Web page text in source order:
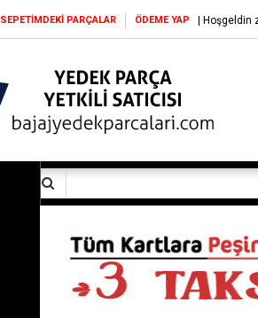
SEPETİMDEKİ PARÇALAR ÖDEME YAP | Hoşgeldin